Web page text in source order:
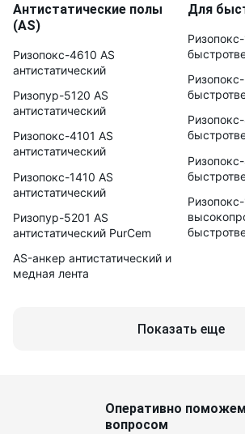
Антистатические полы
(AS)
Ризопокс-4610 AS
антистатический
Ризопур-5120 AS
антистатический
Ризопокс-4101 AS
антистатический
Ризопокс-1410 AS
антистатический
Ризопур-5201 AS
антистатический PurCem
AS-анкер антистатический и
медная лента
Для
Показать еще
Оперативно
вопросом